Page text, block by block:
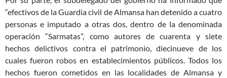
“efectivos de la Guardia civil de Almansa han detenido a cuatro
personas e imputado a otras dos, dentro de la denominada
operación “Sarmatas”, como autores de cuarenta y siete
hechos delictivos contra el patrimonio, diecinueve de los
cuales fueron robos en establecimientos públicos. Todos los
hechos fueron cometidos en las localidades de Almansa y